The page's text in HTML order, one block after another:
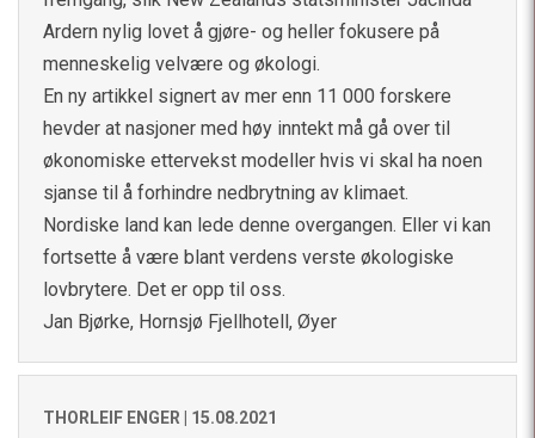
Ardern nylig lovet å gjøre- og heller fokusere på
menneskelig velvære og økologi.
En ny artikkel signert av mer enn 11 000 forskere
hevder at nasjoner med høy inntekt må gå over til
økonomiske ettervekst modeller hvis vi skal ha noen
sjanse til å forhindre nedbrytning av klimaet.
Nordiske land kan lede denne overgangen. Eller vi kan
fortsette å være blant verdens verste økologiske
lovbrytere. Det er opp til oss.
Jan Bjørke, Hornsjø Fjellhotell, Øyer
THORLEIF ENGER | 15.08.2021